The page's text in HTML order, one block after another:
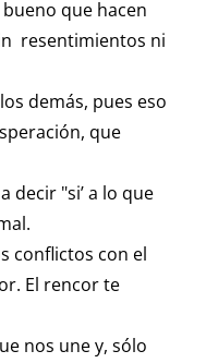
que hacen
resentimientos ni
demás, pues eso
que
decir "si’ a lo que
conflictos con el
El rencor te
nos une y, sólo